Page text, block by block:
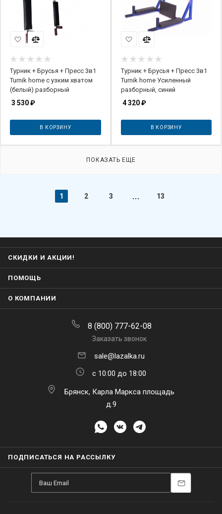
Турник + Брусья + Пресс 3в1
Turnik home с узким хватом
(белый) разборный
3 530₽
В КОРЗИНУ
Турник + Брусья + Пресс 3в1
Turnik home Усиленный
разборный, синий
4 320₽
В КОРЗИНУ
ПОКАЗАТЬ ЕЩЕ
1 2 3 13
СКИДКИ И АКЦИИ!
ПОМОЩЬ
О КОМПАНИИ
8 (800) 777-62-08
Заказать звонок
sale@lazalka.ru
с 10:00 до 18:00
Брянск, Карла Маркса площадь
д.9
ПОДПИСАТЬСЯ НА РАССЫЛКУ